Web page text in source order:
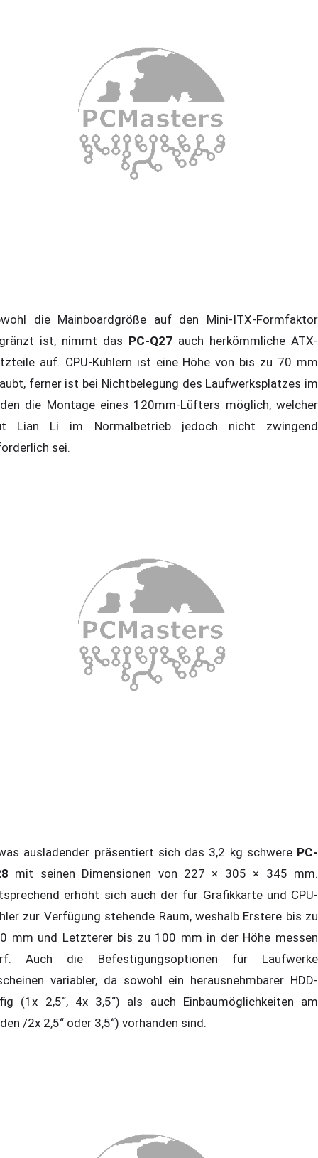
die Mainboardgröße auf den Mini-ITX-Formfaktor
ist, nimmt das PC-Q27 auch herkömmliche ATX-
auf. CPU-Kühlern ist eine Höhe von bis zu 70 mm
ferner ist bei Nichtbelegung des Laufwerksplatzes im
die Montage eines 120mm-Lüfters möglich, welcher
Lian Li im Normalbetrieb jedoch nicht zwingend
sei.
ausladender präsentiert sich das 3,2 kg schwere PC-
mit seinen Dimensionen von 227 × 305 × 345 mm.
erhöht sich auch der für Grafikkarte und CPU-
zur Verfügung stehende Raum, weshalb Erstere bis zu
mm und Letzterer bis zu 100 mm in der Höhe messen
Auch die Befestigungsoptionen für Laufwerke
variabler, da sowohl ein herausnehmbarer HDD-
(1x 2,5“, 4x 3,5“) als auch Einbaumöglichkeiten am
/2x 2,5“ oder 3,5“) vorhanden sind.